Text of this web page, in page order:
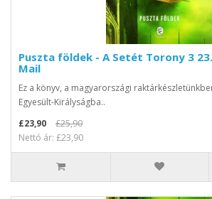
Puszta földek - A Setét Torony 3
Mail
Ez a könyv, a magyarországi
Egyesült-Királyságba..
£23,90
£25,90
Nettó ár: £23,90